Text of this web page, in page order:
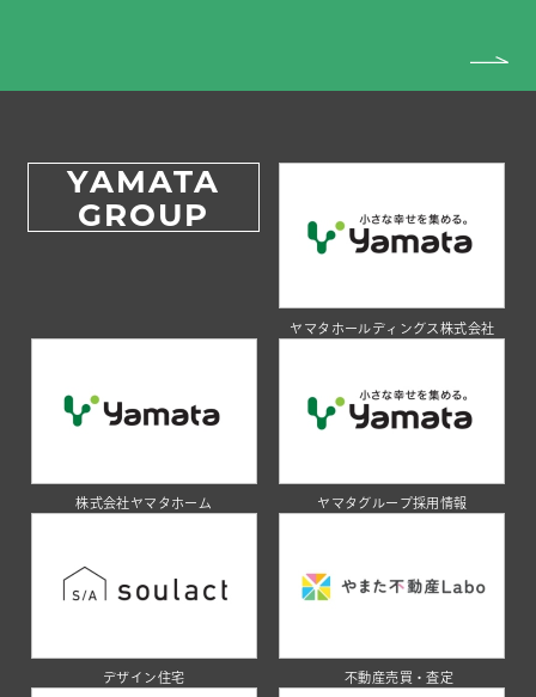
YAMATA
GROUP
ヤマタホールディングス株式会社
株式会社ヤマタホーム ヤマタグループ採用情報
デザイン住宅 不動産売買・査定